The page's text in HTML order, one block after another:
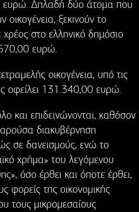
ευρώ. Δηλαδή δύο άτομα που
ξεκινούν το
χρέος στο ελληνικό δημόσιο
ευρώ.
οικογένεια, υπό τις
οφείλει 131.340,00 ευρώ.
και επιδεινώνονται, καθόσον
διακυβέρνηση
σε δανεισμούς, ενώ το
χρήμα» του λεγόμενου
όσο έρθει και όποτε έρθει,
φορείς της οικονομικής
τους μικρομεσαίους